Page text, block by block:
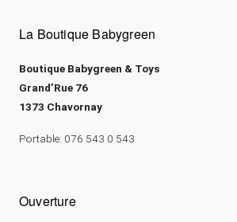
La Boutique Babygreen
Boutique Babygreen & Toys
Grand’Rue 76
1373 Chavornay
Portable: 076 543 0 543
Ouverture